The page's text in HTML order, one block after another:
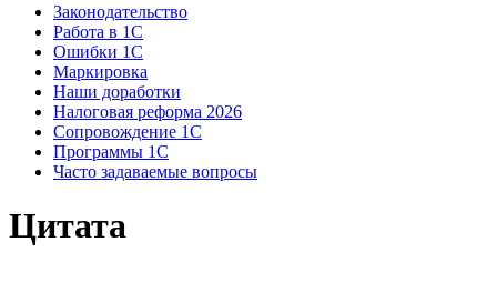
Законодательство
Работа в 1С
Ошибки 1С
Маркировка
Наши доработки
Налоговая реформа 2026
Сопровождение 1С
Программы 1С
Часто задаваемые вопросы
Цитата